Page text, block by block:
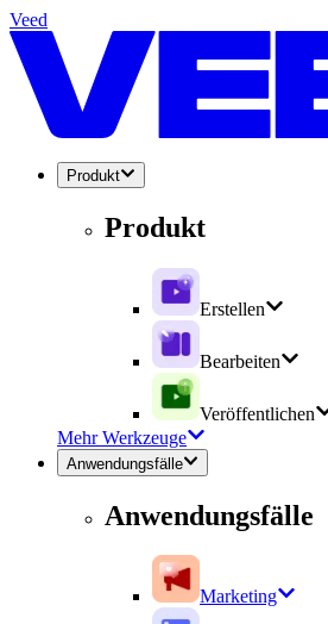
Veed
Produkt
Produkt
Erstellen
Bearbeiten
Veröffentlichen
Mehr Werkzeuge
Anwendungsfälle
Anwendungsfälle
Marketing